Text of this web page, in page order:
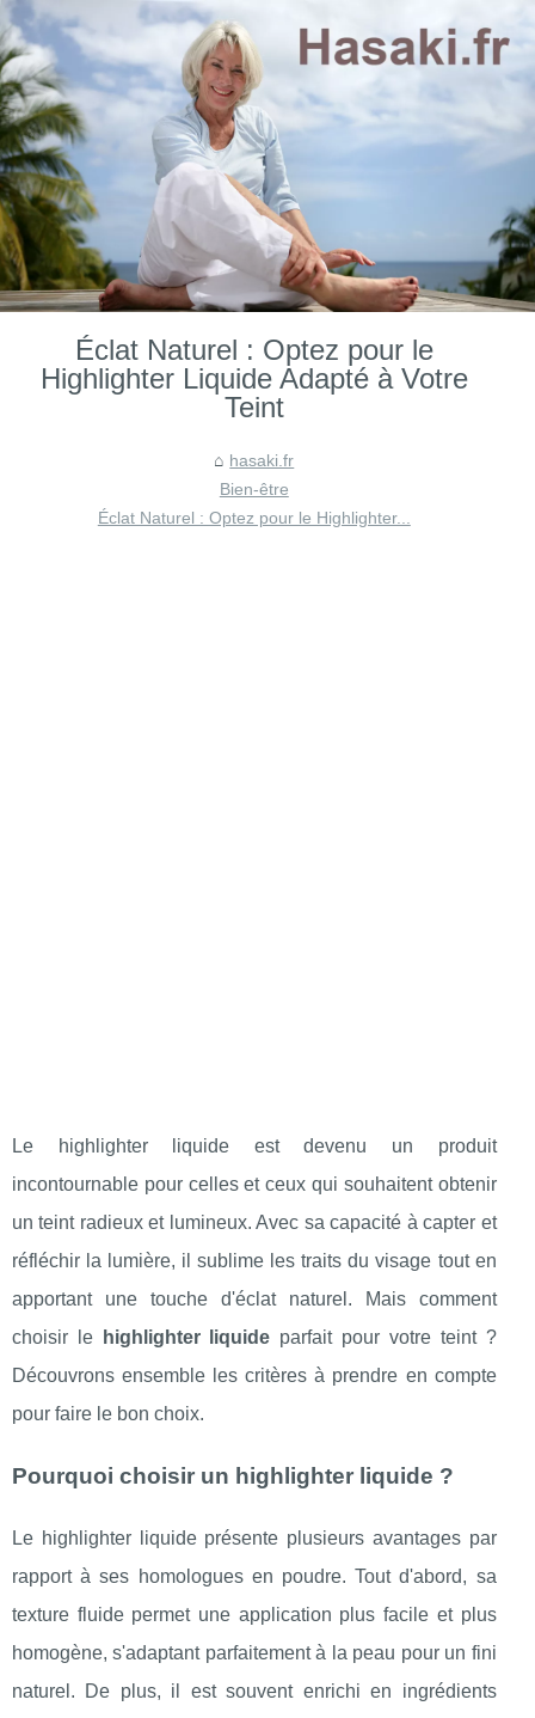
Éclat Naturel : Optez pour le
Highlighter Liquide Adapté à Votre
Teint
hasaki.fr
Bien-être
Éclat Naturel : Optez pour le Highlighter...
Le highlighter liquide est devenu un produit
incontournable pour celles et ceux qui souhaitent obtenir
un teint radieux et lumineux. Avec sa capacité à capter et
réfléchir la lumière, il sublime les traits du visage tout en
apportant une touche d'éclat naturel. Mais comment
choisir le
highlighter liquide parfait pour votre teint ?
Découvrons ensemble les critères à prendre en compte
pour faire le bon choix.
Pourquoi choisir un highlighter liquide ?
Le highlighter liquide présente plusieurs avantages par
rapport à ses homologues en poudre. Tout d'abord, sa
texture fluide permet une application plus facile et plus
homogène, s'adaptant parfaitement à la peau pour un fini
naturel. De plus, il est souvent enrichi en ingrédients